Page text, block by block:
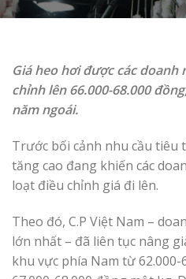
Giá heo hơi được các
chỉnh lên 66.000-68.000
năm ngoái.
Trước bối cảnh nhu cầu tiêu
tăng cao đang khiến các
loạt điều chỉnh giá đi lên.
Theo đó, C.P Việt Nam –
lớn nhất – đã liên tục nâng
khu vực phía Nam từ